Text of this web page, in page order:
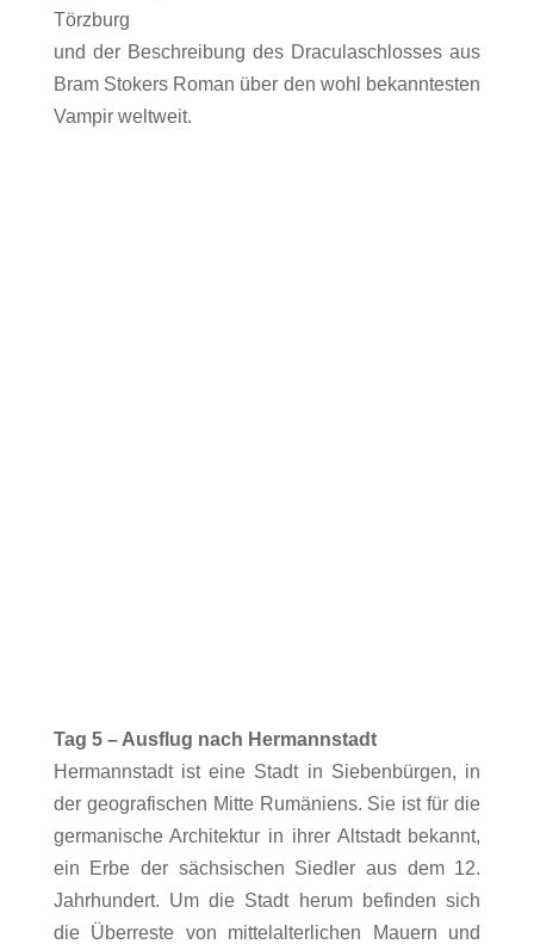
Törzburg
und der Beschreibung des Draculaschlosses aus
Bram Stokers Roman über den wohl bekanntesten
Vampir weltweit.
Tag 5 – Ausflug nach Hermannstadt
Hermannstadt ist eine Stadt in Siebenbürgen, in
der geografischen Mitte Rumäniens. Sie ist für die
germanische Architektur in ihrer Altstadt bekannt,
ein Erbe der sächsischen Siedler aus dem 12.
Jahrhundert. Um die Stadt herum befinden sich
die Überreste von mittelalterlichen Mauern und